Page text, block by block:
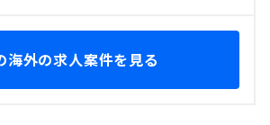
海外の求人案件を見る